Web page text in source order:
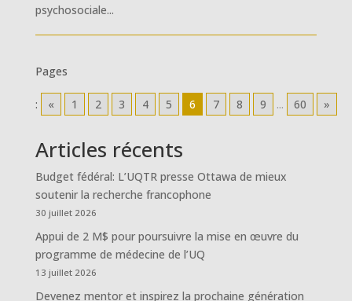
psychosociale...
Pages
: « 1 2 3 4 5 6 7 8 9 ... 60 »
Articles récents
Budget fédéral: L’UQTR presse Ottawa de mieux
soutenir la recherche francophone
30 juillet 2026
Appui de 2 M$ pour poursuivre la mise en œuvre du
programme de médecine de l’UQ
13 juillet 2026
Devenez mentor et inspirez la prochaine génération